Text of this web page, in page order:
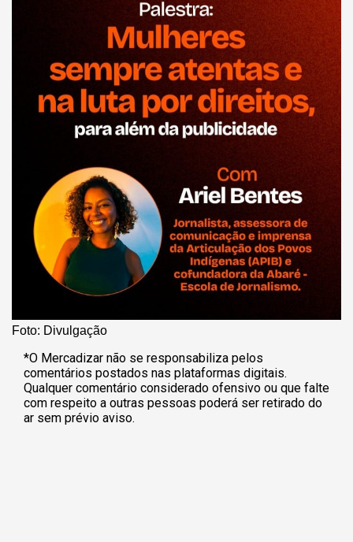
Foto: Divulgação
*O Mercadizar não se responsabiliza pelos
comentários postados nas plataformas digitais.
Qualquer comentário considerado ofensivo ou que falte
com respeito a outras pessoas poderá ser retirado do
ar sem prévio aviso.